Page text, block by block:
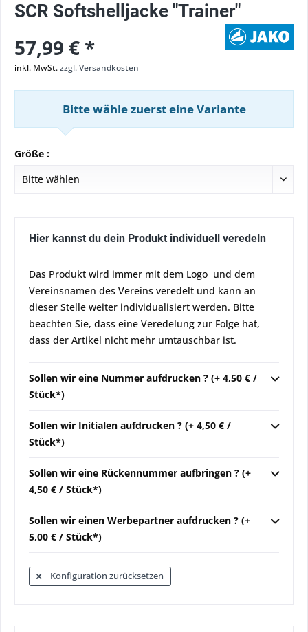
SCR Softshelljacke "Trainer"
57,99 € *
inkl. MwSt.zzgl. Versandkosten
Bitte wähle zuerst eine Variante
Größe :
Hier kannst du dein Produkt individuell veredeln
Das Produkt wird immer mit dem Logo und dem
Vereinsnamen des Vereins veredelt und kann an
dieser Stelle weiter individualisiert werden. Bitte
beachten Sie, dass eine Veredelung zur Folge hat,
dass der Artikel nicht mehr umtauschbar ist.
Sollen wir eine Nummer aufdrucken ? (+ 4,50 € /
Stück*)
Sollen wir Initialen aufdrucken ? (+ 4,50 € /
Stück*)
Sollen wir eine Rückennummer aufbringen ? (+
4,50 € / Stück*)
Sollen wir einen Werbepartner aufdrucken ? (+
5,00 € / Stück*)
Konfiguration zurücksetzen